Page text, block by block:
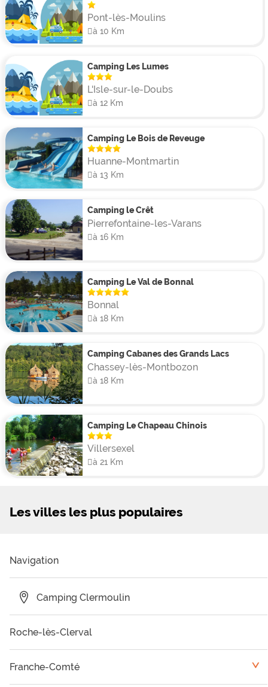
Pont-lès-Moulins
à 10 Km
Camping Les Lumes
L'Isle-sur-le-Doubs
à 12 Km
Camping Le Bois de Reveuge
Huanne-Montmartin
à 13 Km
Camping le Crêt
Pierrefontaine-les-Varans
à 16 Km
Camping Le Val de Bonnal
Bonnal
à 18 Km
Camping Cabanes des Grands Lacs
Chassey-lès-Montbozon
à 18 Km
Camping Le Chapeau Chinois
Villersexel
à 21 Km
Les villes les plus populaires
Navigation
Camping Clermoulin
Roche-lès-Clerval
Franche-Comté <